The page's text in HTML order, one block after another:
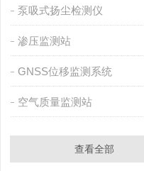
泵吸式扬尘检测仪
渗压监测站
GNSS位移监测系统
空气质量监测站
查看全部